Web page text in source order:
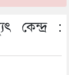
কেন্দ্র :